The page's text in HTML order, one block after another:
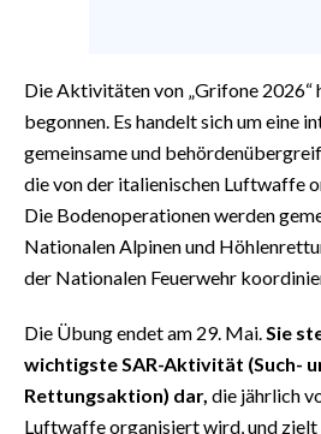
FOTO
VIDEO
INFO AZIENDE
ABBONATI
ANNUNCI
NECROLOGI
PUBBLICITÀ
Die Aktivitäten von „Grifone 2026“
begonnen. Es handelt sich um eine
gemeinsame und
die von der italienischen Luftwaffe
Die Bodenoperationen werden
Nationalen Alpinen und
der Nationalen Feuerwehr
Die Übung endet am 29. Mai. Sie
wichtigste SAR-Aktivität (Such-
Rettungsaktion) dar, die jährlich
Luftwaffe organisiert wird, und zielt